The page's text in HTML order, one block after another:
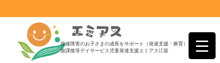
発達障害のお子さまの成長をサポート（発達支援・療育）
放課後等デイサービス児童発達支援エミアス江坂